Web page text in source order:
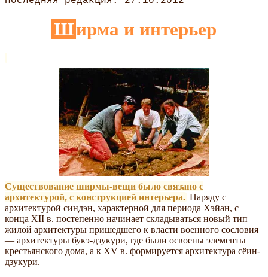
Ширма и интерьер
Существование ширмы-вещи было связано с
архитектурой, с конструкцией интерьера. Наряду с
архитектурой синдэн, характерной для периода Хэйан, с
конца XII в. постепенно начинает складываться новый тип
жилой архитектуры пришедшего к власти военного сословия
— архитектуры букэ-дзукури, где были освоены элементы
крестьянского дома, а к XV в. формируется архитектура сёин-
дзукури.